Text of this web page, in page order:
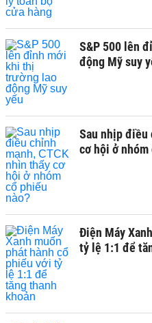
S&P 500 lên
động Mỹ suy
Sau nhịp điều
cơ hội ở nhóm
Điện Máy
tỷ lệ 1:1 để